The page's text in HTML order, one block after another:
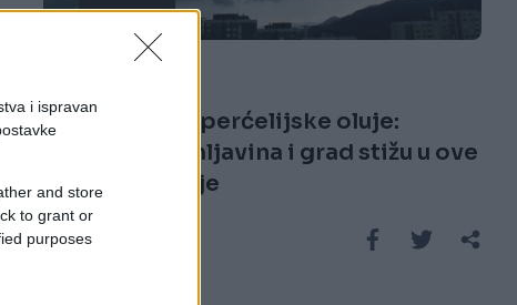
i ispravan
and store
to grant or
purposes
VIJESTI
BiH prijete superćelijske oluje:
Pljuskovi, grmljavina i grad stižu u ove
dijelove zemlje
Saznaj više